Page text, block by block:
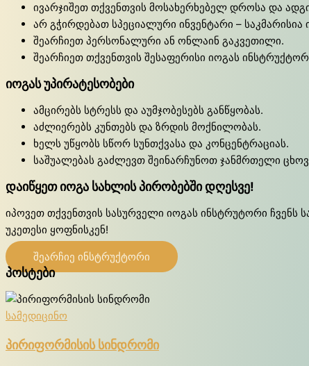
ივარჯიშეთ თქვენთვის მოსახერხებელ დროსა და
არ გჭირდებათ სპეციალური ინვენტარი –
შეარჩიეთ პერსონალური ან ონლაინ გაკვეთილი.
შეარჩიეთ თქვენთვის შესაფერისი იოგას
იოგას უპირატესობები
ამცირებს სტრესს და აუმჯობესებს განწყობას.
აძლიერებს კუნთებს და ზრდის მოქნილობას.
ხელს უწყობს სწორ სუნთქვასა და კონცენტრაციას.
საშუალებას გაძლევთ შეინარჩუნოთ ჯანმრთელი
დაიწყეთ იოგა სახლის პირობებში დღესვე!
იპოვეთ თქვენთვის სასურველი იოგას ინსტრუტორი ჩვენს
უკეთესი ყოფნისკენ!
შეარჩიე ინსტრუქტორი
პოსტები
სამედიცინო
პირიფორმისის სინდრომი